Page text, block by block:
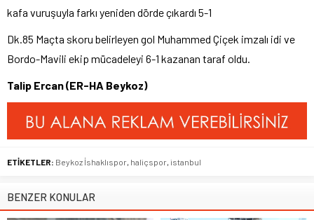
kafa vuruşuyla farkı yeniden dörde çıkardı 5-1
Dk.85 Maçta skoru belirleyen gol Muhammed Çiçek imzalı idi ve
Bordo-Mavili ekip mücadeleyi 6-1 kazanan taraf oldu.
Talip Ercan (ER-HA Beykoz)
ETİKETLER: Beykoz İshaklıspor haliçspor istanbul
BENZER KONULAR